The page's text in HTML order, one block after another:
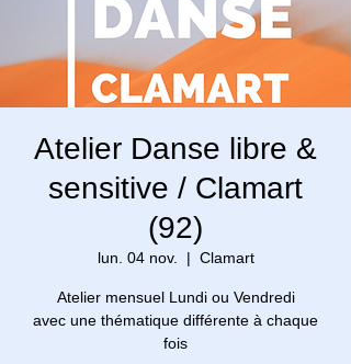
Atelier Danse libre &
sensitive / Clamart
(92)
lun. 04 nov.
  |
Clamart
Atelier mensuel Lundi ou Vendredi
avec une thématique différente à chaque